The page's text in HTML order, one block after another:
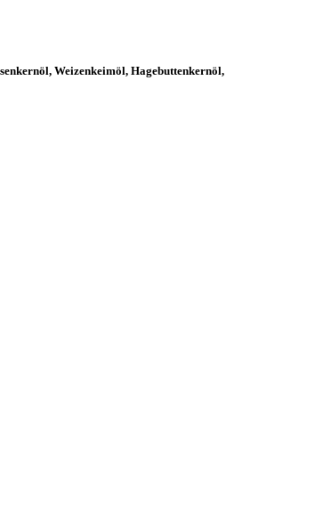
Weizenkeimöl, Hagebuttenkernöl,